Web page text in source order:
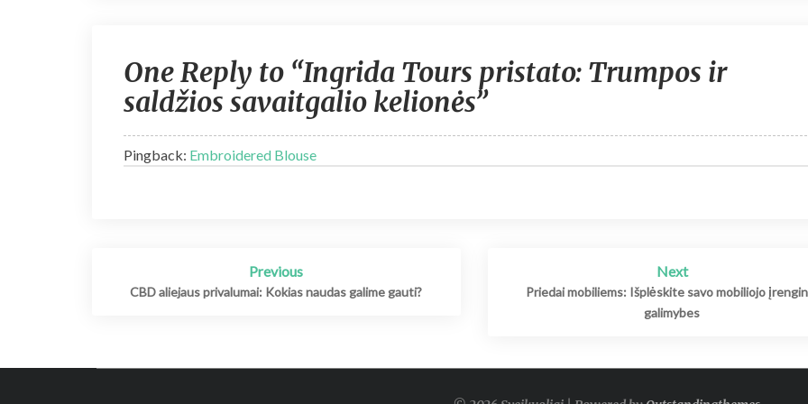
One Reply to “Ingrida Tours pristato: Trumpos ir
saldžios savaitgalio kelionės”
Pingback: Embroidered Blouse
navigation
Previous
CBD aliejaus privalumai: Kokias naudas galime gauti?
Next
Priedai mobiliems: Išplėskite savo mobiliojo
galimybes